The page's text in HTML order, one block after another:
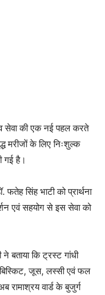
सेवा की एक नई पहल करते
मरीजों के लिए निःशुल्क
गई है।
सिंह भाटी को प्रार्थना
एवं सहयोग से इस सेवा को
ने बताया कि ट्रस्ट गांधी
बिस्किट, जूस, लस्सी एवं फल
रामाश्रय वार्ड के बुजुर्ग